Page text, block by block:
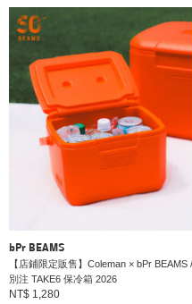
bPr BEAMS
【店鋪限定販售】Coleman × bPr BEAMS /
別注 TAKE6 保冷箱 2026
NT$ 1,280